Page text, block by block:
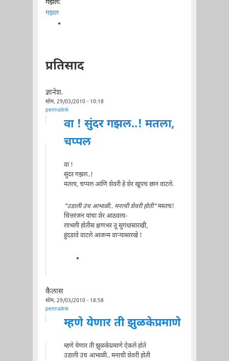
गझल:
गझल
प्रतिसाद
ज्ञानेश.
सोम, 29/03/2010 - 10:18
permalink
वा ! सुंदर गझल..! मतला,
चप्पल
वा !
सुंदर गझल..!
मतला, चप्पल आणि शेवरी हे शेर खूपच छान वाटले.
"उडाली उंच आभाळी.. मनाची शेवरी होती"मस्तच!
चित्तरंजन यांचा शेर आठवला-
लाभली होतीस क्षणभर तू सुगंधासारखी,
हुंदडावे वाटले आजन्म वार्‍यासारखे !
कैलास
सोम, 29/03/2010 - 18:58
permalink
म्हणे येणार ती झुळकेप्रमाणे
म्हणे येणार ती झुळकेप्रमाणे ऐकले होते
उडाली उंच आभाळी.. मनाची शेवरी होती